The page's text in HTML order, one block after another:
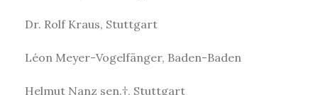
Dr. Rolf Kraus, Stuttgart
Léon Meyer-Vogelfänger, Baden-Baden
Helmut Nanz sen.†, Stuttgart